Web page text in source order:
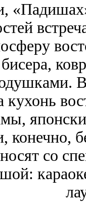
конечно,
со